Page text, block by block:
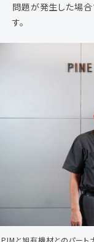
問題が発生した場合
す。
PIMと旭有機材とのパート